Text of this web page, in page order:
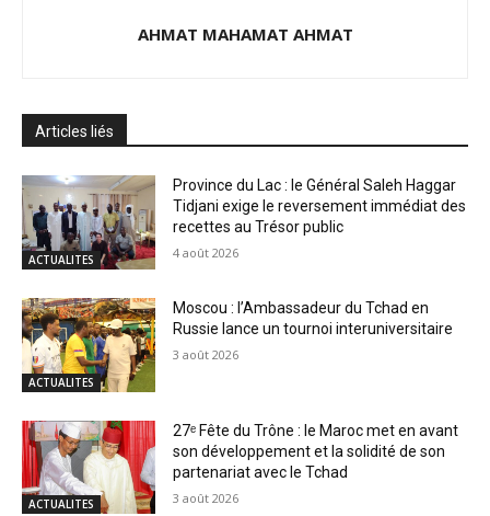
AHMAT MAHAMAT AHMAT
Articles liés
ACTUALITES
Province du Lac : le Général Saleh Haggar
Tidjani exige le reversement immédiat des
recettes au Trésor public
4 août 2026
ACTUALITES
Moscou : l’Ambassadeur du Tchad en
Russie lance un tournoi interuniversitaire
3 août 2026
ACTUALITES
27ᵉ Fête du Trône : le Maroc met en avant
son développement et la solidité de son
partenariat avec le Tchad
3 août 2026